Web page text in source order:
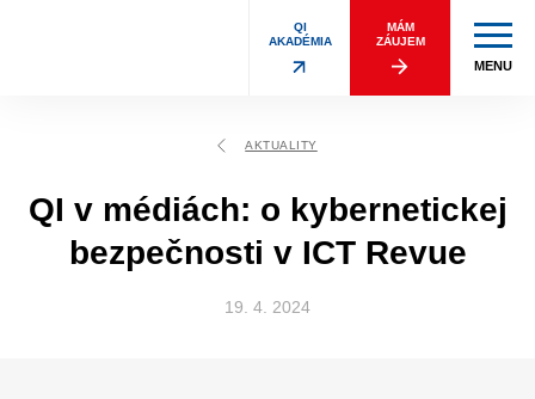
QI
AKADÉMIA
MÁM
ZÁUJEM
MENU
AKTUALITY
QI v médiách: o kybernetickej
bezpečnosti v ICT Revue
19. 4. 2024